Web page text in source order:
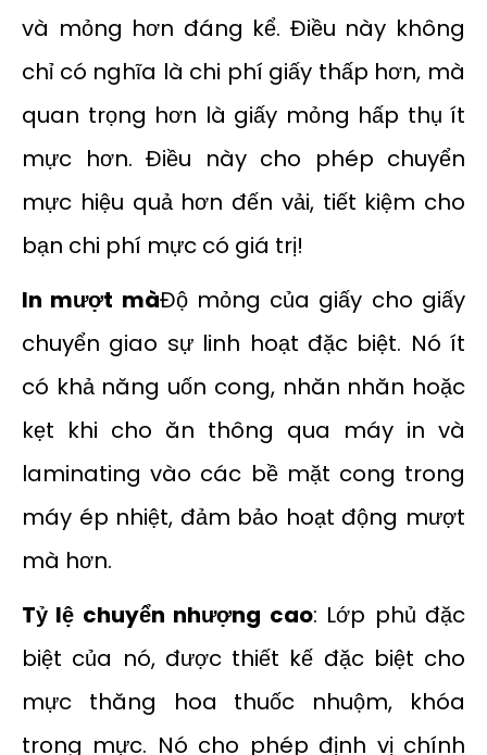
và mỏng hơn đáng kể. Điều này không
chỉ có nghĩa là chi phí giấy thấp hơn, mà
quan trọng hơn là giấy mỏng hấp thụ ít
mực hơn. Điều này cho phép chuyển
mực hiệu quả hơn đến vải, tiết kiệm cho
bạn chi phí mực có giá trị!
In mượt màĐộ mỏng của giấy cho giấy
chuyển giao sự linh hoạt đặc biệt. Nó ít
có khả năng uốn cong, nhăn nhăn hoặc
kẹt khi cho ăn thông qua máy in và
laminating vào các bề mặt cong trong
máy ép nhiệt, đảm bảo hoạt động mượt
mà hơn.
Tỷ lệ chuyển nhượng cao: Lớp phủ đặc
biệt của nó, được thiết kế đặc biệt cho
mực thăng hoa thuốc nhuộm, khóa
trong mực. Nó cho phép định vị chính